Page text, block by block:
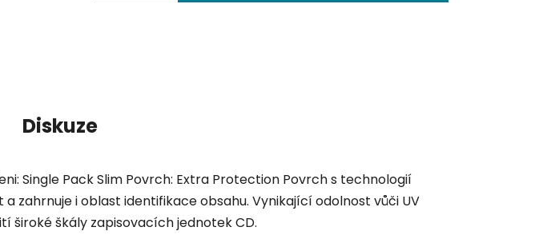
Diskuze
Single Pack Slim Povrch: Extra Protection Povrch s technologií
zahrnuje i oblast identifikace obsahu. Vynikající odolnost vůči UV
široké škály zapisovacích jednotek CD.